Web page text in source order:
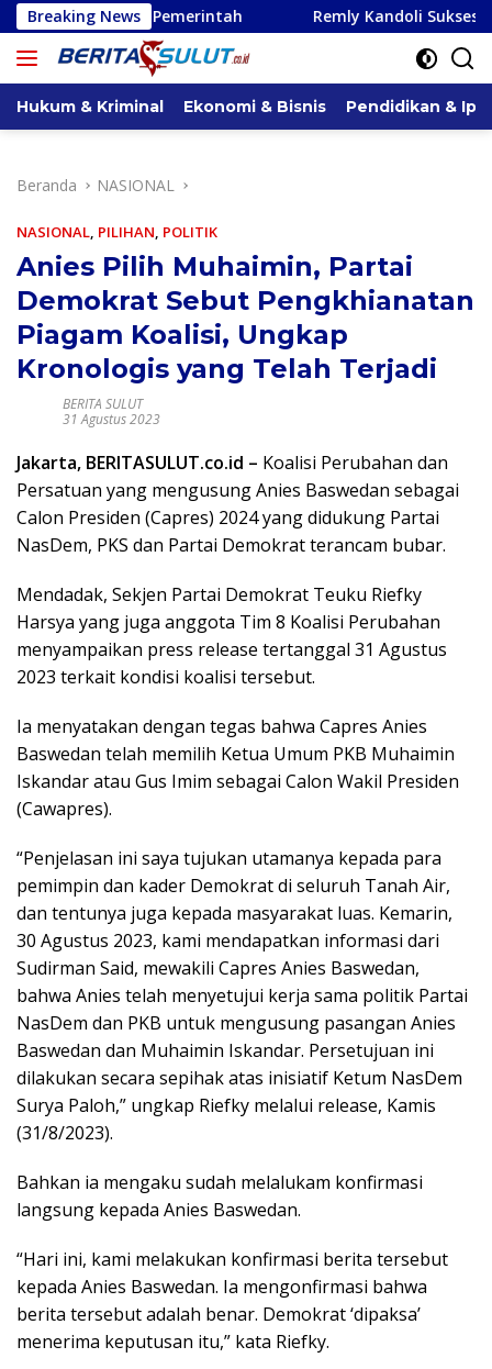
Langsung
ke
konten
Breaking News Remly Kandoli Sukses Perjuangkan
Hukum & Kriminal Ekonomi & Bisnis Pendidikan &
Beranda NASIONAL
NASIONAL, PILIHAN, POLITIK
Anies Pilih Muhaimin, Partai
Demokrat Sebut Pengkhianatan
Piagam Koalisi, Ungkap
Kronologis yang Telah Terjadi
BERITA SULUT
31 Agustus 2023
Jakarta, BERITASULUT.co.id – Koalisi Perubahan dan
Persatuan yang mengusung Anies Baswedan sebagai
Calon Presiden (Capres) 2024 yang didukung Partai
NasDem, PKS dan Partai Demokrat terancam bubar.
Mendadak, Sekjen Partai Demokrat Teuku Riefky
Harsya yang juga anggota Tim 8 Koalisi Perubahan
menyampaikan press release tertanggal 31 Agustus
2023 terkait kondisi koalisi tersebut.
Ia menyatakan dengan tegas bahwa Capres Anies
Baswedan telah memilih Ketua Umum PKB Muhaimin
Iskandar atau Gus Imim sebagai Calon Wakil Presiden
(Cawapres).
“Penjelasan ini saya tujukan utamanya kepada para
pemimpin dan kader Demokrat di seluruh Tanah Air,
dan tentunya juga kepada masyarakat luas. Kemarin,
30 Agustus 2023, kami mendapatkan informasi dari
Sudirman Said, mewakili Capres Anies Baswedan,
bahwa Anies telah menyetujui kerja sama politik Partai
NasDem dan PKB untuk mengusung pasangan Anies
Baswedan dan Muhaimin Iskandar. Persetujuan ini
dilakukan secara sepihak atas inisiatif Ketum NasDem
Surya Paloh,” ungkap Riefky melalui release, Kamis
(31/8/2023).
Bahkan ia mengaku sudah melalukam konfirmasi
langsung kepada Anies Baswedan.
“Hari ini, kami melakukan konfirmasi berita tersebut
kepada Anies Baswedan. Ia mengonfirmasi bahwa
berita tersebut adalah benar. Demokrat ‘dipaksa’
menerima keputusan itu,” kata Riefky.